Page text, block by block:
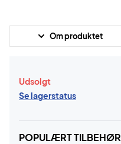
Om produktet
Udsolgt
Se lagerstatus
POPULÆRT TILBEHØR